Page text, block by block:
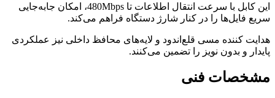
این کابل با سرعت انتقال اطلاعات تا 480Mbps، امکان جابه‌جایی
سریع فایل‌ها را در کنار شارژ دستگاه فراهم می‌کند.
هدایت کننده مسی قلع‌اندود و لایه‌های محافظ داخلی نیز عملکردی
پایدار و بدون نویز را تضمین می‌کنند.
مشخصات فنی